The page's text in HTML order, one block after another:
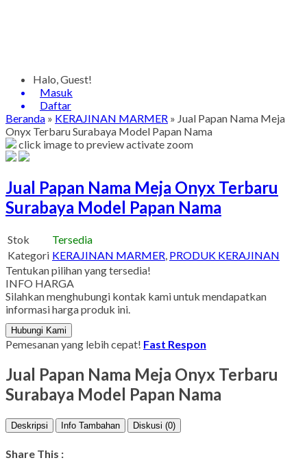
Halo, Guest!
Masuk
Daftar
Beranda » KERAJINAN MARMER » Jual Papan Nama Meja
Onyx Terbaru Surabaya Model Papan Nama
click image to previewactivate zoom
Jual Papan Nama Meja Onyx Terbaru
Surabaya Model Papan Nama
Stok
Tersedia
Kategori KERAJINAN MARMER, PRODUK KERAJINAN
Tentukan pilihan yang tersedia!
INFO HARGA
Silahkan menghubungi kontak kami untuk mendapatkan
informasi harga produk ini.
Hubungi Kami
Pemesanan yang lebih cepat! Fast Respon
Jual Papan Nama Meja Onyx Terbaru
Surabaya Model Papan Nama
Deskripsi Info Tambahan Diskusi (0)
Share This :